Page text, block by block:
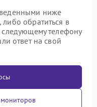
ниже
обратиться в
следующему телефону
ответ на свой